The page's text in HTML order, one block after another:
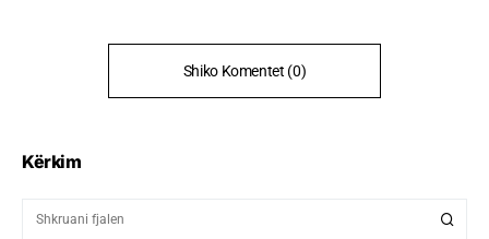
Shiko Komentet (0)
Kërkim